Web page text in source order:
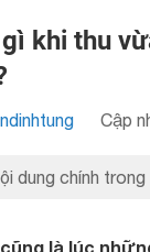
khi thu
Cập
dung chính
là lúc